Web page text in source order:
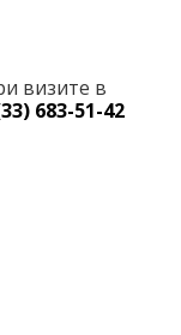
визите в
683-51-42